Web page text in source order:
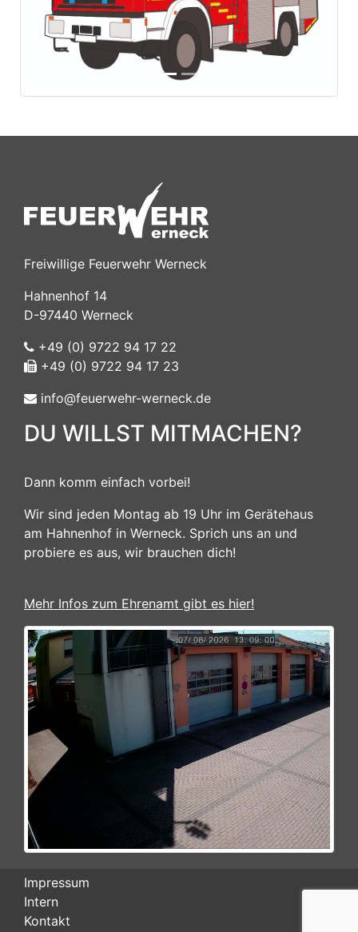
Freiwillige Feuerwehr Werneck
Hahnenhof 14
D-97440 Werneck
+49 (0) 9722 94 17 22
+49 (0) 9722 94 17 23
info@feuerwehr-werneck.de
DU WILLST MITMACHEN?
Dann komm einfach vorbei!
Wir sind jeden Montag ab 19 Uhr im Gerätehaus
am Hahnenhof in Werneck. Sprich uns an und
probiere es aus, wir brauchen dich!
Mehr Infos zum Ehrenamt gibt es hier!
Impressum
Intern
Kontakt